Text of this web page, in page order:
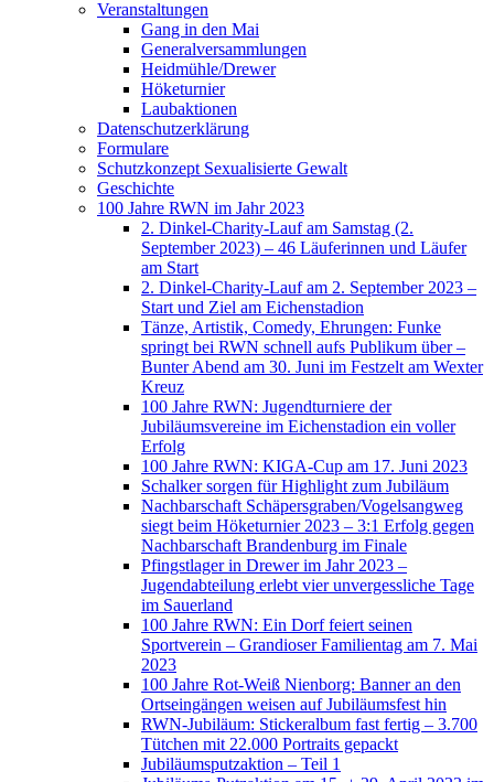
Veranstaltungen
Gang in den Mai
Generalversammlungen
Heidmühle/Drewer
Höketurnier
Laubaktionen
Datenschutzerklärung
Formulare
Schutzkonzept Sexualisierte Gewalt
Geschichte
100 Jahre RWN im Jahr 2023
2. Dinkel-Charity-Lauf am Samstag (2.
September 2023) – 46 Läuferinnen und Läufer
am Start
2. Dinkel-Charity-Lauf am 2. September 2023 –
Start und Ziel am Eichenstadion
Tänze, Artistik, Comedy, Ehrungen: Funke
springt bei RWN schnell aufs Publikum über –
Bunter Abend am 30. Juni im Festzelt am Wexter
Kreuz
100 Jahre RWN: Jugendturniere der
Jubiläumsvereine im Eichenstadion ein voller
Erfolg
100 Jahre RWN: KIGA-Cup am 17. Juni 2023
Schalker sorgen für Highlight zum Jubiläum
Nachbarschaft Schäpersgraben/Vogelsangweg
siegt beim Höketurnier 2023 – 3:1 Erfolg gegen
Nachbarschaft Brandenburg im Finale
Pfingstlager in Drewer im Jahr 2023 –
Jugendabteilung erlebt vier unvergessliche Tage
im Sauerland
100 Jahre RWN: Ein Dorf feiert seinen
Sportverein – Grandioser Familientag am 7. Mai
2023
100 Jahre Rot-Weiß Nienborg: Banner an den
Ortseingängen weisen auf Jubiläumsfest hin
RWN-Jubiläum: Stickeralbum fast fertig – 3.700
Tütchen mit 22.000 Portraits gepackt
Jubiläumsputzaktion – Teil 1